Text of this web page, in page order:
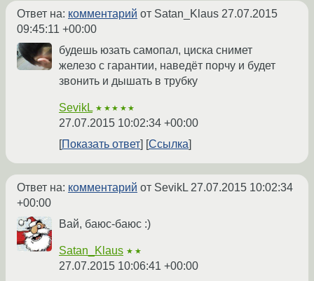
Ответ на: комментарий от Satan_Klaus 27.07.2015
09:45:11 +00:00
будешь юзать самопал, циска снимет
железо с гарантии, наведёт порчу и будет
звонить и дышать в трубку
SevikL ★★★★★
27.07.2015 10:02:34 +00:00
Показать ответ
Ссылка
Ответ на: комментарий от SevikL27.07.2015 10:02:34
+00:00
Вай, баюс-баюс :)
Satan_Klaus ★★
27.07.2015 10:06:41 +00:00